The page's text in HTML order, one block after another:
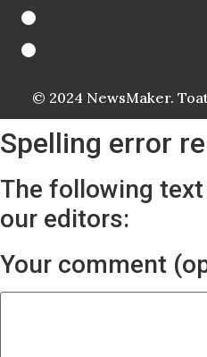
© 2024 NewsMaker.
Spelling error
The following
our editors:
Your comment